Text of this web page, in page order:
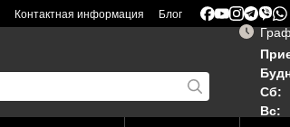
Контактная информация Блог
Сб:
Вс: